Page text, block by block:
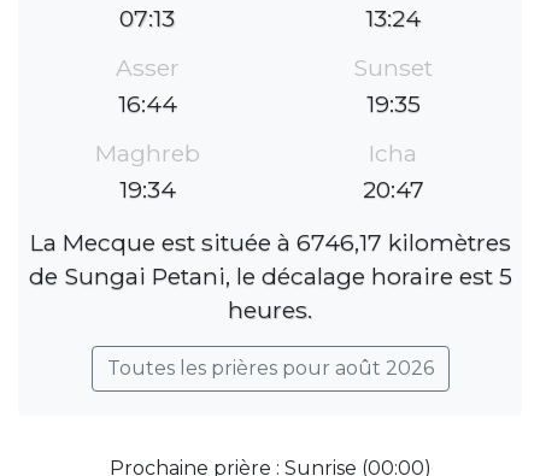
07:13
13:24
Asser
16:44
Sunset
19:35
Maghreb
19:34
Icha
20:47
La Mecque est située à 6746,17 kilomètres
de Sungai Petani, le décalage horaire est 5
heures.
Toutes les prières pour août 2026
Prochaine prière : Sunrise (00:00)